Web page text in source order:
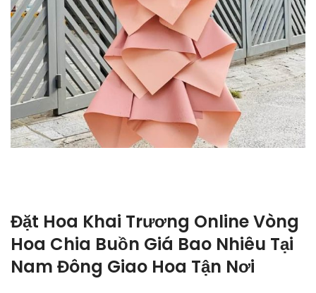
Đặt Hoa Khai Trương Online Vòng
Hoa Chia Buồn Giá Bao Nhiêu Tại
Nam Đông Giao Hoa Tận Nơi